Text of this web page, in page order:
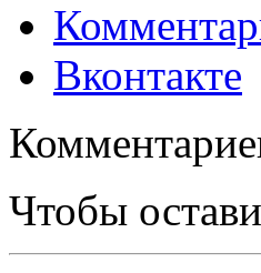
Вконтакте
Чтобы